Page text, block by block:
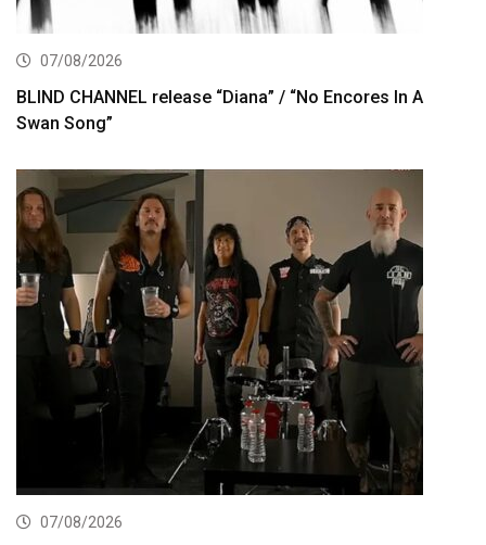
07/08/2026
BLIND CHANNEL release “Diana” / “No Encores In A
Swan Song”
07/08/2026